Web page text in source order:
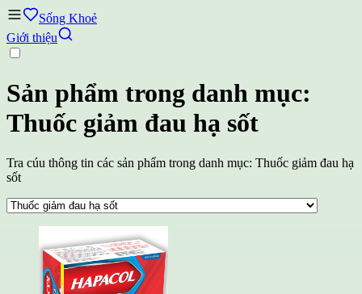
Sống Khoẻ
Giới thiệu
Sản phẩm trong danh mục:
Thuốc giảm đau hạ sốt
Tra cúu thông tin các sản phẩm trong danh mục: Thuốc giảm đau hạ
sốt